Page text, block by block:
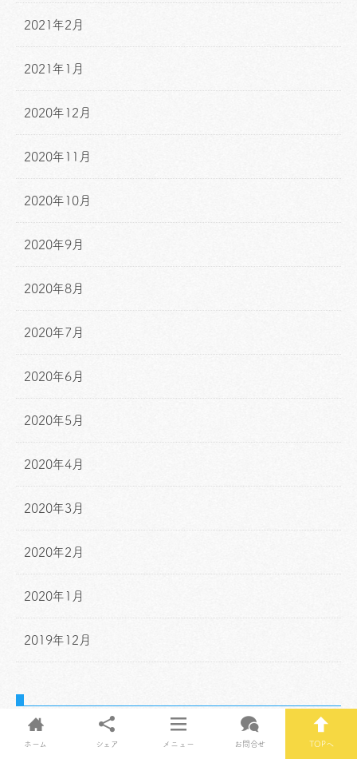
2021年2月
2021年1月
2020年12月
2020年11月
2020年10月
2020年9月
2020年8月
2020年7月
2020年6月
2020年5月
2020年4月
2020年3月
2020年2月
2020年1月
2019年12月
Posts by hapi3
ホーム シェア メニュー お問合せ TOPへ